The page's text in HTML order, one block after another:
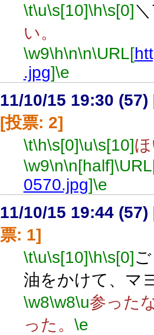
\t\u\s[10]\h\s[0]
い。
\w9\h\n\n\URL[
.jpg]\e
11/10/15 19:30 (57)
[投票: 2]
\t\h\s[0]\u\s[10]
\w9\n\n[half]
0570.jpg]\e
11/10/15 19:44 (57)
票: 1]
\t\u\s[10]\h\s[0]
油をかけて、マ
\w8\w8\u参った
った。 \e